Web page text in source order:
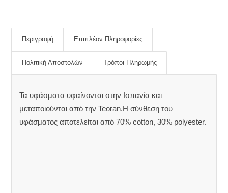
Περιγραφή Επιπλέον Πληροφορίες
Πολιτική Αποστολών Τρόποι Πληρωμής
Τα υφάσματα υφαίνονται στην Ισπανία και
μεταποιούνται από την Teoran.Η σύνθεση του
υφάσματος αποτελείται από 70% cotton, 30% polyester.